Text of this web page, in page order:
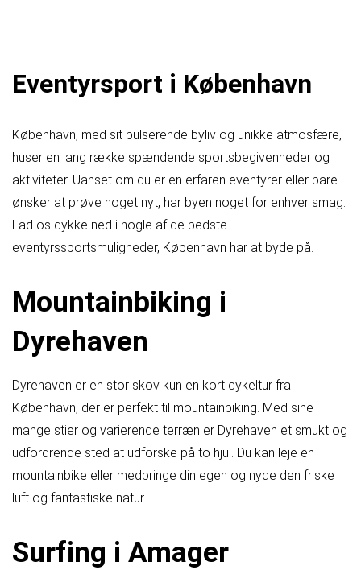
Eventyrsport i København
København, med sit pulserende byliv og unikke atmosfære,
huser en lang række spændende sportsbegivenheder og
aktiviteter. Uanset om du er en erfaren eventyrer eller bare
ønsker at prøve noget nyt, har byen noget for enhver smag.
Lad os dykke ned i nogle af de bedste
eventyrssportsmuligheder, København har at byde på.
Mountainbiking i
Dyrehaven
Dyrehaven er en stor skov kun en kort cykeltur fra
København, der er perfekt til mountainbiking. Med sine
mange stier og varierende terræn er Dyrehaven et smukt og
udfordrende sted at udforske på to hjul. Du kan leje en
mountainbike eller medbringe din egen og nyde den friske
luft og fantastiske natur.
Surfing i Amager